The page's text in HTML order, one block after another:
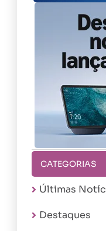
CATEGORIAS
Últimas
Destaques